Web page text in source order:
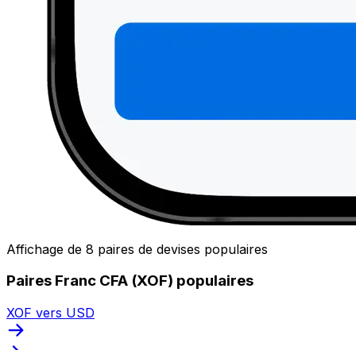
Affichage de 8 paires de devises populaires
Paires Franc CFA (XOF) populaires
XOF vers USD